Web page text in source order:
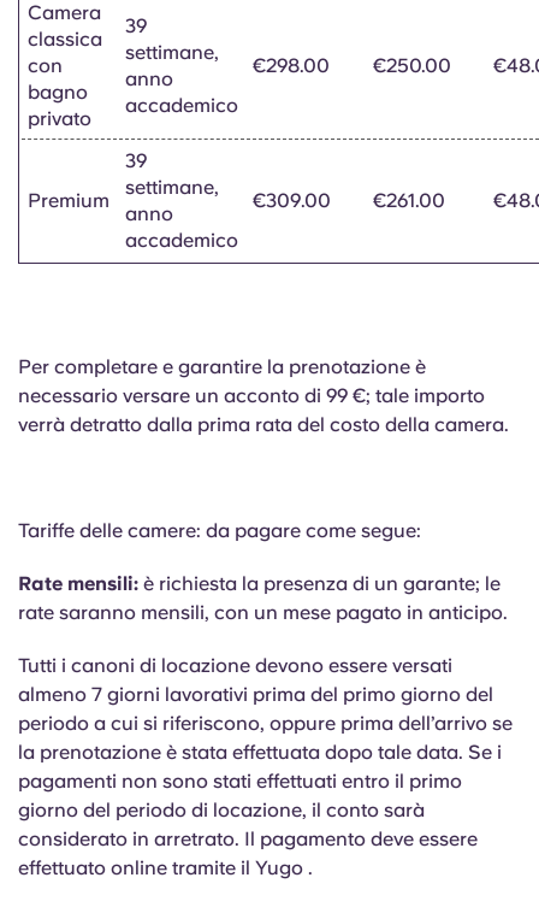
Camera
classica
con
bagno
privato
39
settimane,
anno
accademico
€298.00 €250.00
Premium
39
settimane,
anno
accademico
€309.00 €261.00
Per completare e garantire la prenotazione è
necessario versare un acconto di 99 €; tale importo
verrà detratto dalla prima rata del costo della camera.
Tariffe delle camere: da pagare come segue:
Rate mensili: è richiesta la presenza di un garante; le
rate saranno mensili, con un mese pagato in anticipo.
Tutti i canoni di locazione devono essere versati
almeno 7 giorni lavorativi prima del primo giorno del
periodo a cui si riferiscono, oppure prima dell’arrivo se
la prenotazione è stata effettuata dopo tale data. Se i
pagamenti non sono stati effettuati entro il primo
giorno del periodo di locazione, il conto sarà
considerato in arretrato. Il pagamento deve essere
effettuato online tramite il Yugo .